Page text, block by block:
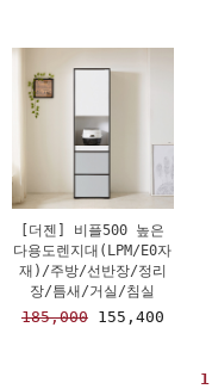
[더젠] 비플500 높은
다용도렌지대(LPM/E0자
재)/주방/선반장/정리
장/틈새/거실/침실
185,000155,400
1